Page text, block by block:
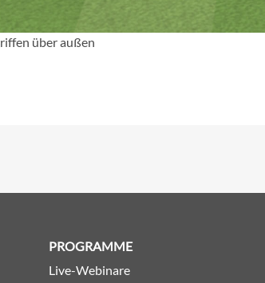
über außen
PROGRAMME
Live-Webinare